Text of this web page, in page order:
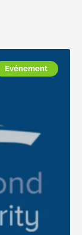
Evénement